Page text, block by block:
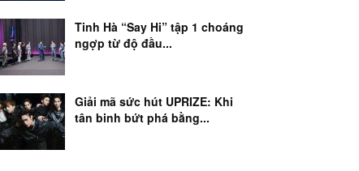
Tinh Hà “Say Hi” tập 1 choáng
ngợp từ độ đầu...
Giải mã sức hút UPRIZE: Khi
tân binh bứt phá bằng...